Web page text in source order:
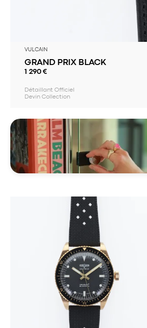
VULCAIN
GRAND PRIX BLACK
1 290€
Détaillant Officiel
Devin Collection